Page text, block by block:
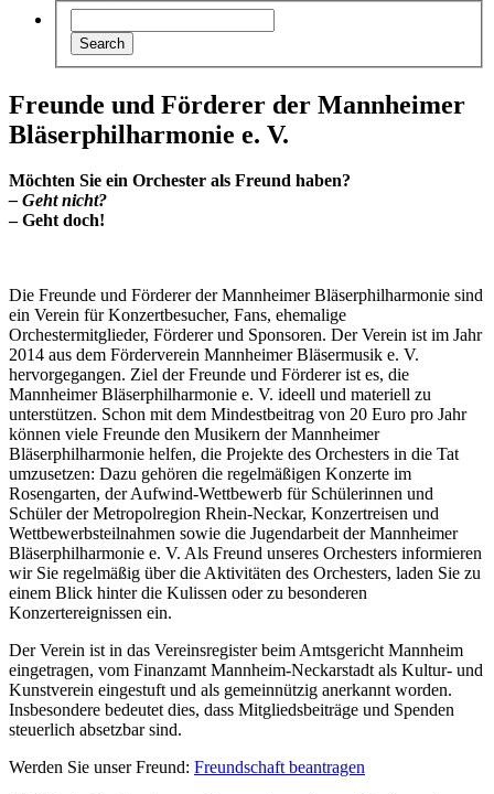
Freunde und Förderer der Mannheimer
Bläserphilharmonie e. V.
Möchten Sie ein Orchester als Freund haben?
– Geht nicht?
– Geht doch!
Die Freunde und Förderer der Mannheimer Bläserphilharmonie sind
ein Verein für Konzertbesucher, Fans, ehemalige
Orchestermitglieder, Förderer und Sponsoren. Der Verein ist im Jahr
2014 aus dem Förderverein Mannheimer Bläsermusik e. V.
hervorgegangen. Ziel der Freunde und Förderer ist es, die
Mannheimer Bläserphilharmonie e. V. ideell und materiell zu
unterstützen. Schon mit dem Mindestbeitrag von 20 Euro pro Jahr
können viele Freunde den Musikern der Mannheimer
Bläserphilharmonie helfen, die Projekte des Orchesters in die Tat
umzusetzen: Dazu gehören die regelmäßigen Konzerte im
Rosengarten, der Aufwind-Wettbewerb für Schülerinnen und
Schüler der Metropolregion Rhein-Neckar, Konzertreisen und
Wettbewerbsteilnahmen sowie die Jugendarbeit der Mannheimer
Bläserphilharmonie e. V. Als Freund unseres Orchesters informieren
wir Sie regelmäßig über die Aktivitäten des Orchesters, laden Sie zu
einem Blick hinter die Kulissen oder zu besonderen
Konzertereignissen ein.
Der Verein ist in das Vereinsregister beim Amtsgericht Mannheim
eingetragen, vom Finanzamt Mannheim-Neckarstadt als Kultur- und
Kunstverein eingestuft und als gemeinnützig anerkannt worden.
Insbesondere bedeutet dies, dass Mitgliedsbeiträge und Spenden
steuerlich absetzbar sind.
Werden Sie unser Freund: Freundschaft beantragen